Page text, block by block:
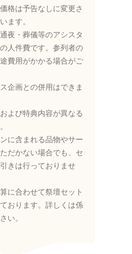
格は予告なしに変更さ
ます。
夜・葬儀等のアシスタ
人件費です。参列者の
費用がかかる場合がご
企画との併用はできま
よび特典内容が異なる
に含まれる品物やサー
だかない場合でも、セ
きは行っておりませ
に合わせて祭壇セット
おります。詳しくは係
い。